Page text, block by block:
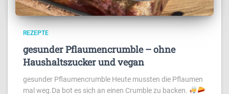
REZEPTE
gesunder Pflaumencrumble – ohne
Haushaltszucker und vegan
gesunder Pflaumencrumble Heute mussten die Pflaumen
mal weg.Da bot es sich an einen Crumble zu backen.